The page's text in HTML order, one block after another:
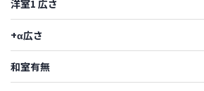
洋室1 広さ
+α広さ
和室有無